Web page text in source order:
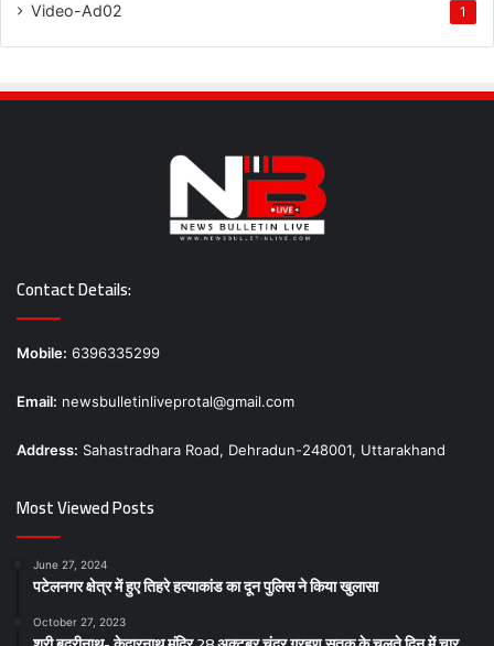
Video-Ad02 1
Contact Details:
Mobile: 6396335299
Email: newsbulletinliveprotal@gmail.com
Address: Sahastradhara Road, Dehradun-248001, Uttarakhand
Most Viewed Posts
June 27, 2024
पटेलनगर क्षेत्र में हुए तिहरे हत्याकांड का दून पुलिस ने किया खुलासा
October 27, 2023